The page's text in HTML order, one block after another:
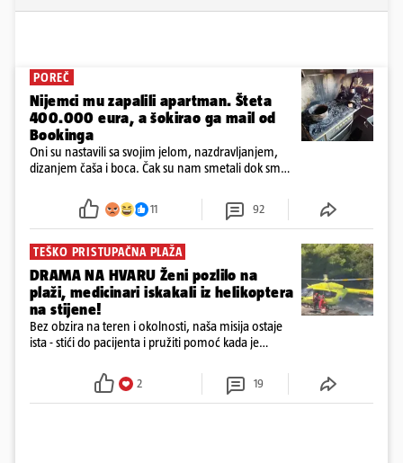
POREČ
Nijemci mu zapalili apartman. Šteta
400.000 eura, a šokirao ga mail od
Bookinga
Oni su nastavili sa svojim jelom, nazdravljanjem,
dizanjem čaša i boca. Čak su nam smetali dok smo
požar, rekao je vlasnik
11 92
TEŠKO PRISTUPAČNA PLAŽA
DRAMA NA HVARU Ženi pozlilo na
plaži, medicinari iskakali iz helikoptera
na stijene!
Bez obzira na teren i okolnosti, naša misija ostaje
ista - stići do pacijenta i pružiti pomoć kada je
2 19